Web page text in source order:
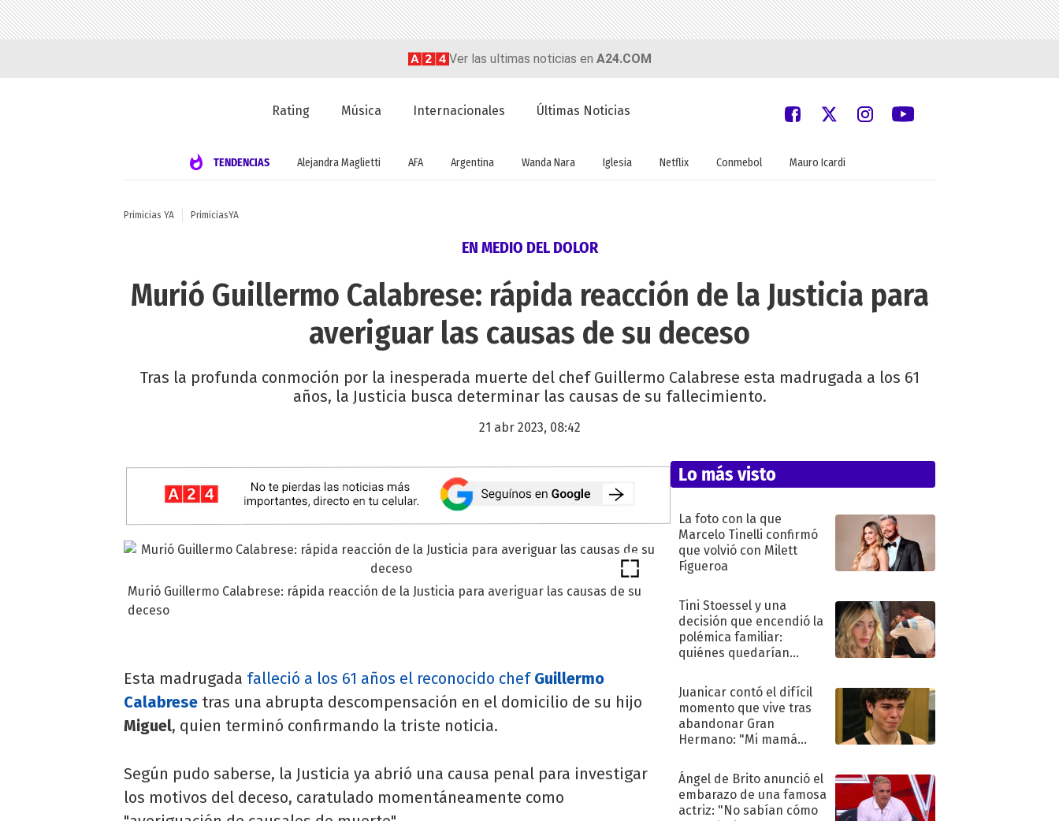
Ver las ultimas noticias en A24.COM
Rating Música Internacionales Últimas Noticias
TENDENCIAS Alejandra Maglietti AFA Argentina Wanda Nara Iglesia Netflix Conmebol Mauro Icardi
Primicias YA PrimiciasYA
EN MEDIO DEL DOLOR
Murió Guillermo Calabrese: rápida reacción de la Justicia para
averiguar las causas de su deceso
Tras la profunda conmoción por la inesperada muerte del chef Guillermo Calabrese esta madrugada a los 61
años, la Justicia busca determinar las causas de su fallecimiento.
21 abr 2023, 08:42
Murió Guillermo Calabrese: rápida reacción de la Justicia para averiguar las causas de su
deceso
Esta madrugada falleció a los 61 años el reconocido chef Guillermo
Calabrese tras una abrupta descompensación en el domicilio de su hijo
Miguel, quien terminó confirmando la triste noticia.
Según pudo saberse, la Justicia ya abrió una causa penal para investigar
los motivos del deceso, caratulado momentáneamente como
Lo más visto
La foto con la que
Marcelo Tinelli confirmó
que volvió con Milett
Figueroa
Tini Stoessel y una
decisión que encendió la
polémica familiar:
quiénes quedarían
Juanicar contó el difícil
momento que vive tras
abandonar Gran
Hermano: "Mi mamá
Ángel de Brito anunció el
embarazo de una famosa
actriz: "No sabían cómo